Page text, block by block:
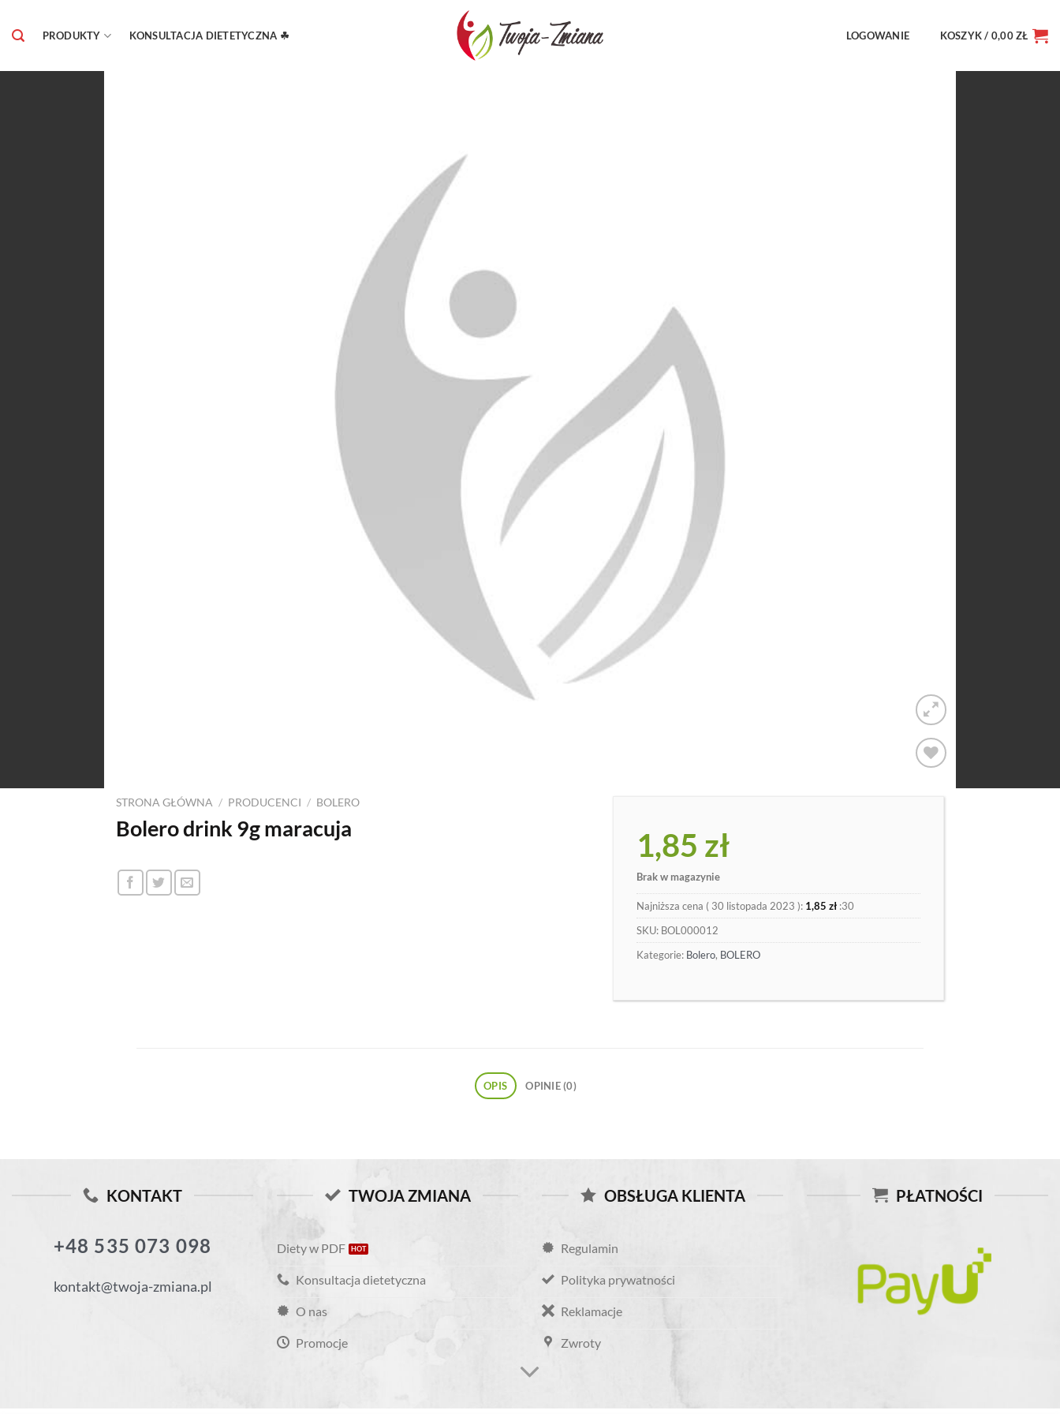
TWOJA-
ZMIANA.PL
PRODUKTY KONSULTACJA DIETETYCZNA ☘ LOGOWANIE KOSZYK / 0,00ZŁ
STRONA GŁÓWNA / PRODUCENCI / BOLERO
Bolero drink 9g maracuja 1,85 zł
Brak w magazynie
Najniższa cena ( 30 listopada 2023 ): 1,85 zł :30
SKU: BOL000012
Kategorie: Bolero, BOLERO
OPIS OPINIE (0)
KONTAKT
+48 535 073 098
kontakt@twoja-zmiana.pl
TWOJA ZMIANA
Diety w PDF
Konsultacja dietetyczna
O nas
Promocje
OBSŁUGA KLIENTA
Regulamin
Polityka prywatności
Reklamacje
Zwroty
PŁATNOŚCI